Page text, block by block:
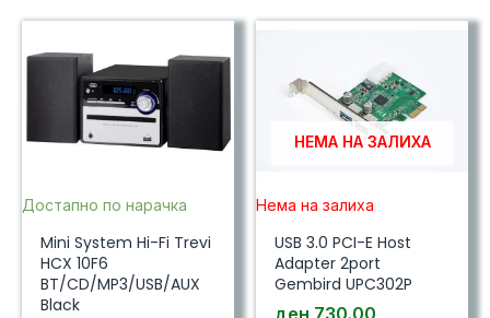
Достапно по нарачка
Mini System Hi-Fi Trevi
HCX 10F6
BT/CD/MP3/USB/AUX
Black
НЕМА НА ЗАЛИХА
Нема на залиха
USB 3.0 PCI-E Host
Adapter 2port
Gembird UPC302P
ден 730.00